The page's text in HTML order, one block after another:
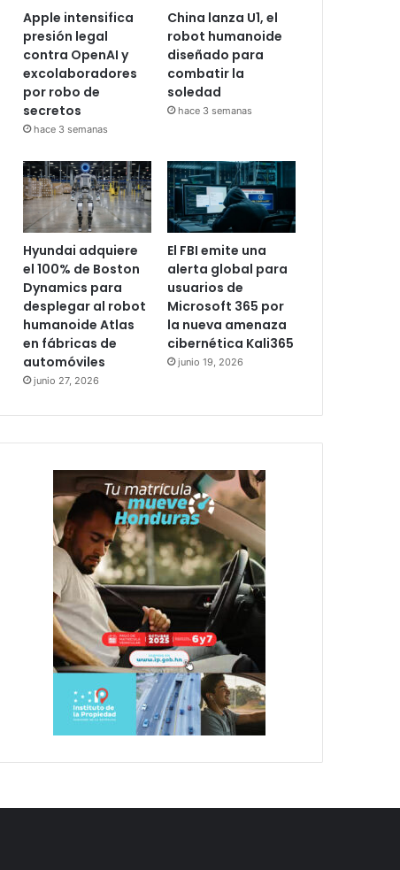
Apple intensifica
presión legal
contra OpenAI y
excolaboradores
por robo de
secretos
hace 3 semanas
China lanza U1, el
robot humanoide
diseñado para
combatir la
soledad
hace 3 semanas
Hyundai adquiere
el 100% de Boston
Dynamics para
desplegar al robot
humanoide Atlas
en fábricas de
automóviles
junio 27, 2026
El FBI emite una
alerta global para
usuarios de
Microsoft 365 por
la nueva amenaza
cibernética Kali365
junio 19, 2026